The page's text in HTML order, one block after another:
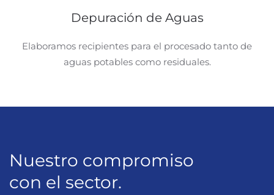
Depuración de Aguas
Elaboramos recipientes para el procesado tanto de
aguas potables como residuales.
Nuestro compromiso
con el sector.